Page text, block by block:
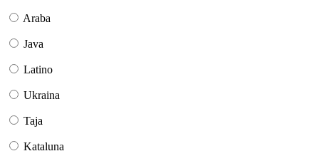
Araba
Java
Latino
Ukraina
Taja
Kataluna